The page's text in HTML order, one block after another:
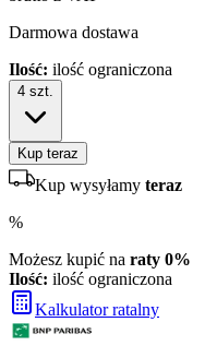
Darmowa dostawa
Ilość: ilość ograniczona
4 szt.
Kup teraz
Kup wysyłamy teraz
%
Możesz kupić na raty 0%
Ilość: ilość ograniczona
Kalkulator ratalny